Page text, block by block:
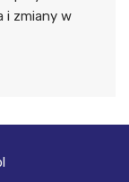
i zmiany w